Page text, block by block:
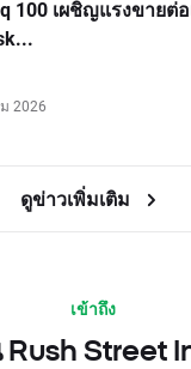
100 เผชิญแรงขายต่อ
2026
ดูข่าวเพิ่มเติม
เข้าถึง
Rush Street